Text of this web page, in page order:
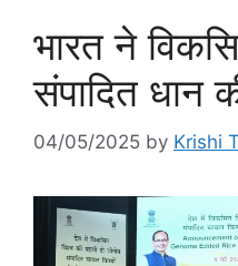
भारत ने
संपादित धान
04/05/2025 by Krishi